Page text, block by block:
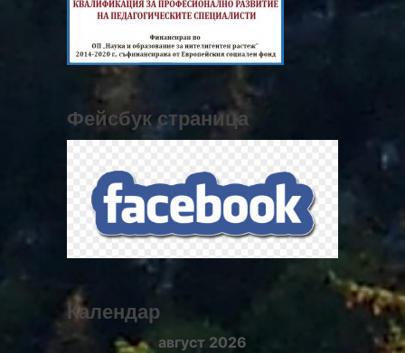
Фейсбук страница
Календар
август 2026